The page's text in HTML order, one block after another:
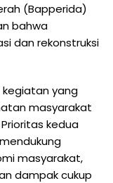
(Bapperida)
bahwa
dan rekonstruksi
yang
masyarakat
kedua
masyarakat,
dampak cukup